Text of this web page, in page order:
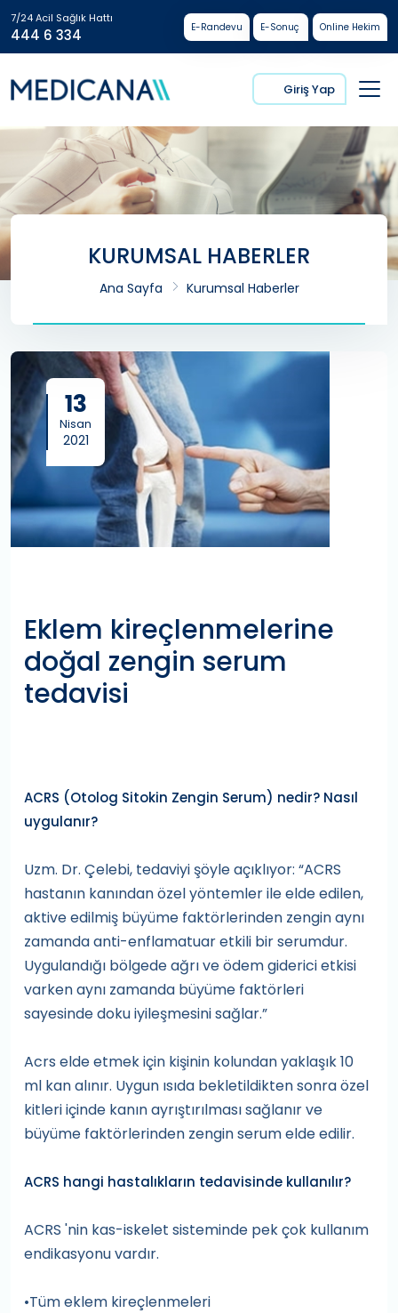
7/24 Acil Sağlık Hattı
444 6 334 E-Randevu E-Sonuç Online Hekim
Giriş Yap
KURUMSAL HABERLER
Ana Sayfa Kurumsal Haberler
13
Nisan
2021
Eklem kireçlenmelerine
doğal zengin serum
tedavisi
ACRS (Otolog Sitokin Zengin Serum) nedir? Nasıl
uygulanır?
Uzm. Dr. Çelebi, tedaviyi şöyle açıklıyor: “ACRS
hastanın kanından özel yöntemler ile elde edilen,
aktive edilmiş büyüme faktörlerinden zengin aynı
zamanda anti-enflamatuar etkili bir serumdur.
Uygulandığı bölgede ağrı ve ödem giderici etkisi
varken aynı zamanda büyüme faktörleri
sayesinde doku iyileşmesini sağlar.”
Acrs elde etmek için kişinin kolundan yaklaşık 10
ml kan alınır. Uygun ısıda bekletildikten sonra özel
kitleri içinde kanın ayrıştırılması sağlanır ve
büyüme faktörlerinden zengin serum elde edilir.
ACRS hangi hastalıkların tedavisinde kullanılır?
ACRS 'nin kas-iskelet sisteminde pek çok kullanım
endikasyonu vardır.
•Tüm eklem kireçlenmeleri